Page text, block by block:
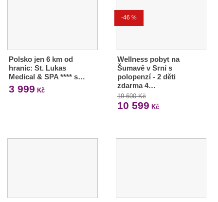
Polsko jen 6 km od
hranic: St. Lukas
Medical & SPA **** s…
3 999 Kč
-46 %
Wellness pobyt na
Šumavě v Srní s
polopenzí - 2 děti
zdarma 4…
19 600 Kč
10 599 Kč